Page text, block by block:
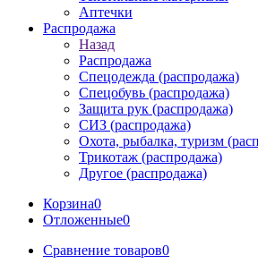
Аптечки
Распродажа
Назад
Распродажа
Спецодежда (распродажа)
Спецобувь (распродажа)
Защита рук (распродажа)
СИЗ (распродажа)
Охота, рыбалка, туризм
Трикотаж (распродажа)
Другое (распродажа)
Корзина0
Отложенные0
Сравнение товаров0